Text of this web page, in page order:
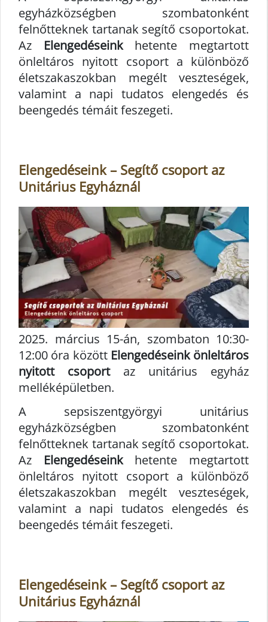
egyházközségben szombatonként
felnőtteknek tartanak segítő csoportokat.
Az Elengedéseinkhetente megtartott
önleltáros nyitott csoport a különböző
életszakaszokban megélt veszteségek,
valamint a napi tudatos elengedés és
beengedés témáit feszegeti.
Elengedéseink – Segítő csoport az
Unitárius Egyháznál
2025. március 15-án, szombaton 10:30-
12:00 óra között Elengedéseink önleltáros
nyitott csoportaz unitárius egyház
melléképületben.
A sepsiszentgyörgyi unitárius
egyházközségben szombatonként
felnőtteknek tartanak segítő csoportokat.
Az Elengedéseinkhetente megtartott
önleltáros nyitott csoport a különböző
életszakaszokban megélt veszteségek,
valamint a napi tudatos elengedés és
beengedés témáit feszegeti.
Elengedéseink – Segítő csoport az
Unitárius Egyháznál